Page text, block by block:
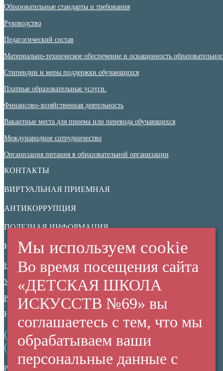
Образовательные стандарты и требования
Руководство
Педагогический состав
Материально-техническое обеспечение и оснащенность
Стипендии и меры поддержки обучающихся
Платные образовательные услуги.
Финансово-хозяйственная деятельность
Вакантные места для приема или перевода обучающихся
Международное сотрудничество
Организация питания в образовательной организации
КОНТАКТЫ
ВИРТУАЛЬНАЯ ПРИЕМНАЯ
АНТИКОРРУПЦИЯ
ПОЛЕЗНАЯ ИНФОРМАЦИЯ
ИНФОРМАЦИОННАЯ БЕЗОПАСНОСТЬ
Нормативные документы
Ученикам
Родителям
НЕЗАВИСИМАЯ ОЦЕНКА КАЧЕСТВА
(+7 38 42) 53 67 22
(+7 38 42) 53 99 90
Россия,
Мы используем cookie
Во время посещения сайта
«ДЕТСКАЯ ШКОЛА
ИСКУССТВ №69» вы
соглашаетесь с тем, что мы
обрабатываем ваши
персональные данные с